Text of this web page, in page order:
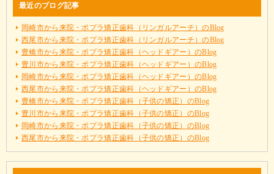
最近のブログ記事
岡崎市から来院・ポプラ矯正歯科（リンガルアーチ）のBlog
西尾市から来院・ポプラ矯正歯科（リンガルアーチ）のBlog
豊橋市から来院・ポプラ矯正歯科（ヘッドギアー）のBlog
豊川市から来院・ポプラ矯正歯科（ヘッドギアー）のBlog
岡崎市から来院・ポプラ矯正歯科（ヘッドギアー）のBlog
西尾市から来院・ポプラ矯正歯科（ヘッドギアー）のBlog
豊橋市から来院・ポプラ矯正歯科（子供の矯正）のBlog
豊川市から来院・ポプラ矯正歯科（子供の矯正）のBlog
岡崎市から来院・ポプラ矯正歯科（子供の矯正）のBlog
西尾市から来院・ポプラ矯正歯科（子供の矯正）のBlog